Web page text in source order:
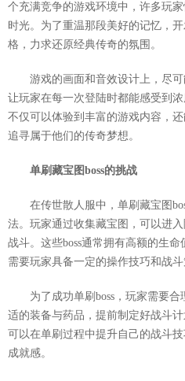
个充满竞争的游戏环境中，许多玩
时光。为了重温那段美好的记忆，
格，力求还原经典传奇的氛围。
游戏的画面和音效设计上，尽
让玩家在每一次登陆时都能感受到
不仅可以体验到丰富的游戏内容，
追寻属于他们的传奇梦想。
单刷藏宝图boss的挑战
在传世散人服中，单刷藏宝图
法。玩家通过收集藏宝图，可以进
战斗。这些boss通常拥有高额的生
需要玩家具备一定的操作技巧和战斗
为了成功单刷boss，玩家需要
适的装备与药品，提前制定好战斗
可以在单刷过程中提升自己的战斗
成就感。